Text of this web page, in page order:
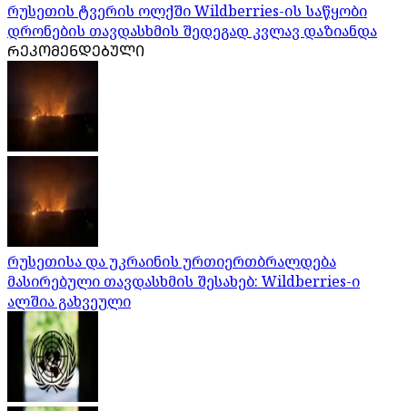
რუსეთის ტვერის ოლქში Wildberries-ის საწყობი
დრონების თავდასხმის შედეგად კვლავ დაზიანდა
ᲠᲔᲙᲝᲛᲔᲜᲓᲔᲑᲣᲚᲘ
რუსეთისა და უკრაინის ურთიერთბრალდება
მასირებული თავდასხმის შესახებ: Wildberries-ი
ალშია გახვეული